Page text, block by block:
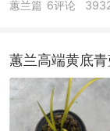
蕙兰篇 6评论
蕙兰高端黄底